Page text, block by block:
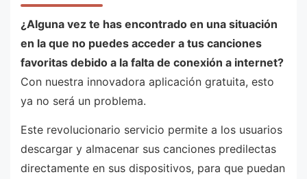
¿Alguna vez te has encontrado en una situación
en la que no puedes acceder a tus canciones
favoritas debido a la falta de conexión a internet?
Con nuestra innovadora aplicación gratuita, esto
ya no será un problema.
Este revolucionario servicio permite a los usuarios
descargar y almacenar sus canciones predilectas
directamente en sus dispositivos, para que puedan